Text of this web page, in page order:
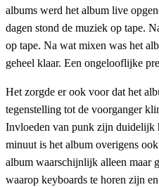
albums werd het album live
dagen stond de muziek op tape.
op tape. Na wat mixen was het
geheel klaar. Een ongelooflijke
Het zorgde er ook voor dat het
tegenstelling tot de voorganger
Invloeden van punk zijn duidelijk
minuut is het album overigens
album waarschijnlijk alleen maar
waarop keyboards te horen zijn